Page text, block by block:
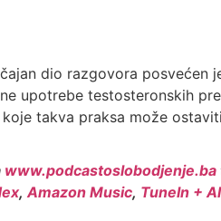
dio razgovora
upotrebe testosteronskih
takva praksa može
www.podcastoslobodjenje.ba
,Amazon Music, TuneIn +